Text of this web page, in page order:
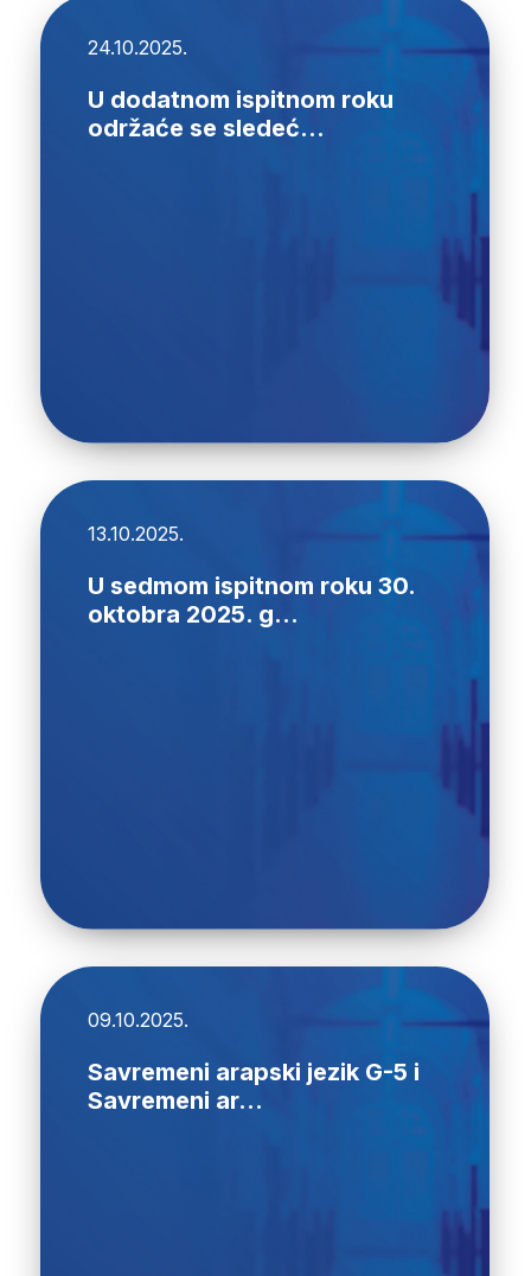
24.10.2025.
U dodatnom ispitnom roku
održaće se sledeć...
13.10.2025.
U sedmom ispitnom roku 30.
oktobra 2025. g...
09.10.2025.
Savremeni arapski jezik G-5 i
Savremeni ar...